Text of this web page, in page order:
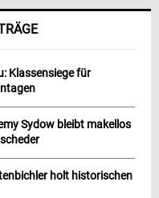
Klassensiege für
Sydow bleibt makellos
holt historischen